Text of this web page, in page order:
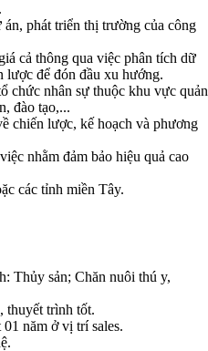
phát triển thị trường của công
cả thông qua việc phân tích dữ
lược để đón đầu xu hướng.
chức nhân sự thuộc khu vực quản
đào tạo,...
chiến lược, kế hoạch và phương
nhằm đảm bảo hiệu quả cao
các tỉnh miền Tây.
Thủy sản; Chăn nuôi thú y,
thuyết trình tốt.
năm ở vị trí sales.